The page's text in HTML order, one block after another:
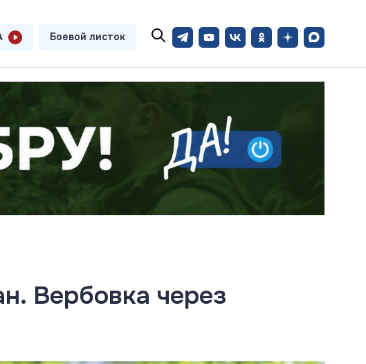
Боевой листок
Вербовка через